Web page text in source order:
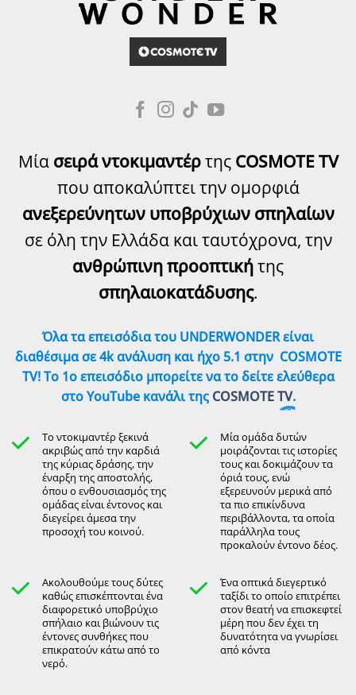
Μία σειρά ντοκιμαντέρτης COSMOTE TV
που αποκαλύπτει την ομορφιά
ανεξερεύνητων υποβρύχιων σπηλαίων
σε όλη την Ελλάδα και ταυτόχρονα, την
ανθρώπινη προοπτικήτης
σπηλαιοκατάδυσης.
Όλα τα επεισόδια του UNDERWONDER είναι
διαθέσιμα σε 4k ανάλυση και ήχο 5.1 στην COSMOTE
TV! Το 1ο επεισόδιο μπορείτε να το δείτε ελεύθερα
στο YouTube κανάλι της COSMOTE TV.
Το ντοκιμαντέρ ξεκινά
ακριβώς από την καρδιά
της κύριας δράσης, την
έναρξη της αποστολής,
όπου ο ενθουσιασμός της
ομάδας είναι έντονος και
διεγείρει άμεσα την
προσοχή του κοινού.
Μία ομάδα δυτών
μοιράζονται τις ιστορίες
τους και δοκιμάζουν τα
όριά τους, ενώ
εξερευνούν μερικά από
τα πιο επικίνδυνα
περιβάλλοντα, τα οποία
παράλληλα τους
προκαλούν έντονο δέος.
Ακολουθούμε τους δύτες
καθώς επισκέπτονται ένα
διαφορετικό υποβρύχιο
σπήλαιο και βιώνουν τις
έντονες συνθήκες που
επικρατούν κάτω από το
νερό.
Ένα οπτικά διεγερτικό
ταξίδι το οποίο επιτρέπει
στον θεατή να επισκεφτεί
μέρη που δεν έχει τη
δυνατότητα να γνωρίσει
από κόντα